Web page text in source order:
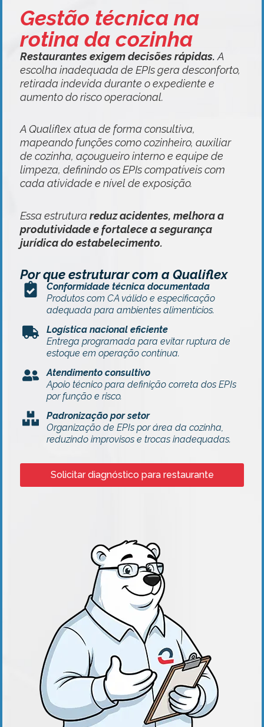
Gestão técnica na
rotina da cozinha
Restaurantes exigem decisões rápidas. A
escolha inadequada de EPIs gera desconforto,
retirada indevida durante o expediente e
aumento do risco operacional.
A Qualiflex atua de forma consultiva,
mapeando funções como cozinheiro, auxiliar
de cozinha, açougueiro interno e equipe de
limpeza, definindo os EPIs compatíveis com
cada atividade e nível de exposição.
Essa estrutura reduz acidentes, melhora a
produtividade e fortalece a segurança
jurídica do estabelecimento.
Por que estruturar com a Qualiflex
Conformidade técnica documentada
Produtos com CA válido e especificação
adequada para ambientes alimentícios.
Logística nacional eficiente
Entrega programada para evitar ruptura de
estoque em operação contínua.
Atendimento consultivo
Apoio técnico para definição correta dos EPIs
por função e risco.
Padronização por setor
Organização de EPIs por área da cozinha,
reduzindo improvisos e trocas inadequadas.
Solicitar diagnóstico para restaurante